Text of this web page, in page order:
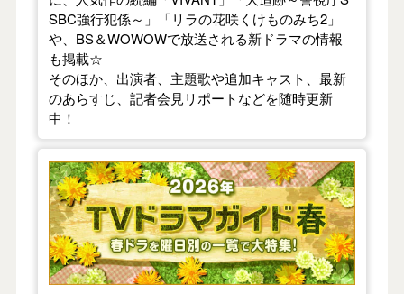
SBC強行犯係～」「リラの花咲くけものみち2」
や、BS＆WOWOWで放送される新ドラマの情報
も掲載☆
そのほか、出演者、主題歌や追加キャスト、最新
のあらすじ、記者会見リポートなどを随時更新
中！
【2026年春】TVドラマガイド